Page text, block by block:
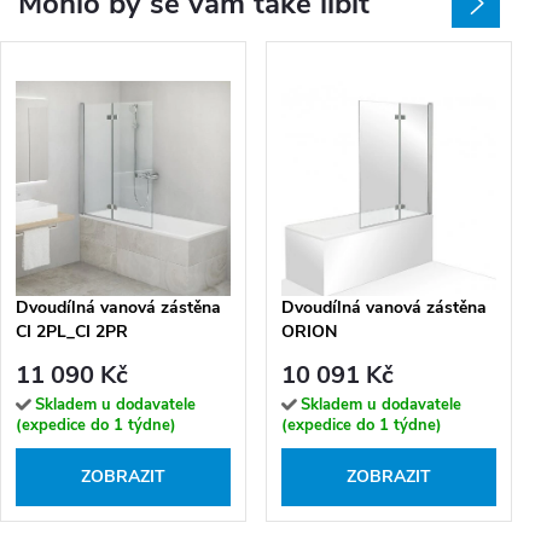
Dvoudílná vanová zástěna
CI 2PL_CI 2PR
11 090 Kč
Skladem u dodavatele
(expedice do 1 týdne)
ZOBRAZIT
Dvoudílná vanová zástěna
ORION
10 091 Kč
Skladem u dodavatele
(expedice do 1 týdne)
ZOBRAZIT